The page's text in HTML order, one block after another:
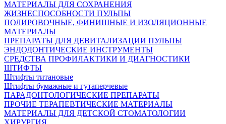
МАТЕРИАЛЫ ДЛЯ СОХРАНЕНИЯ
ЖИЗНЕСПОСОБНОСТИ ПУЛЬПЫ
ПОЛИРОВОЧНЫЕ, ФИНИШНЫЕ И ИЗОЛЯЦИОННЫЕ
МАТЕРИАЛЫ
ПРЕПАРАТЫ ДЛЯ ДЕВИТАЛИЗАЦИИ ПУЛЬПЫ
ЭНДОДОНТИЧЕСКИЕ ИНСТРУМЕНТЫ
СРЕДСТВА ПРОФИЛАКТИКИ И ДИАГНОСТИКИ
ШТИФТЫ
Штифты титановые
Штифты бумажные и гутаперчевые
ПАРАДОНТОЛОГИЧЕСКИЕ ПРЕПАРАТЫ
ПРОЧИЕ ТЕРАПЕВТИЧЕСКИЕ МАТЕРИАЛЫ
МАТЕРИАЛЫ ДЛЯ ДЕТСКОЙ СТОМАТОЛОГИИ
ХИРУРГИЯ